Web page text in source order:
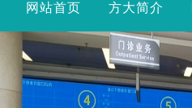
网站首页 方大简介